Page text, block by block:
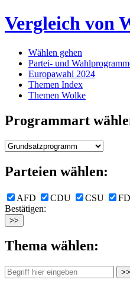
Vergleich von
Wählen gehen
Partei- und
Europawahl 2024
Themen Index
Themen Wolke
Programmart
Parteien wählen:
AFD CDU CSU
Bestätigen:
Thema wählen: